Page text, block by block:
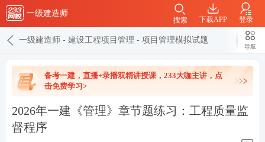
一级建造师
下载APP 登录
搜索
一级建造师 - 建设工程项目管理 - 项目管理模拟试题
导航
备考一建，直播+录播双精讲授课，233大咖主讲，点
击免费学习>
2026年一建《管理》章节题练习：工程质量监
督程序